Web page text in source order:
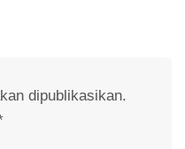
dipublikasikan.